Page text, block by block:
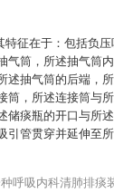
征在于：包括负
气筒，所述抽气筒
述抽气筒的后端，
筒，所述连接筒与
储痰瓶的开口与所
引管贯穿并延伸至
呼吸内科清肺排痰